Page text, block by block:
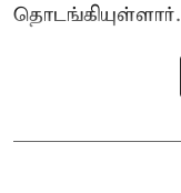
தொடங்கியுள்ளார்.